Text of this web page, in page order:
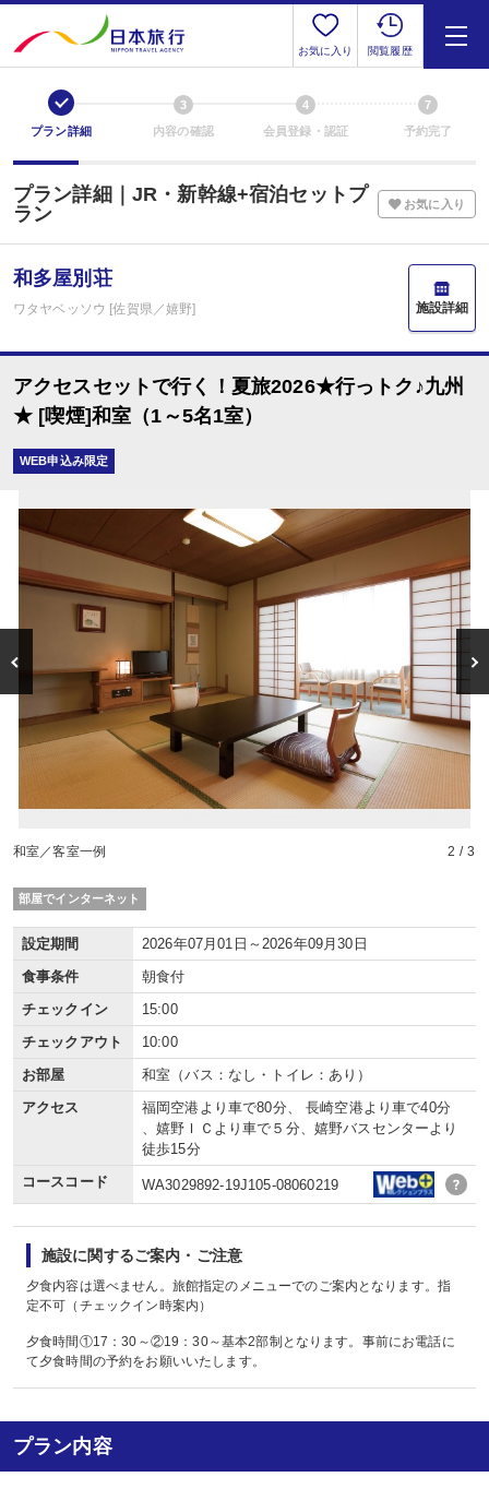
お気に入り 閲覧履歴
1
プラン詳細
3
内容の確認
4
会員登録・認証
7
予約完了
プラン詳細｜JR・新幹線+宿泊セットプ
ラン
お気に入り
和多屋別荘
ワタヤベッソウ [佐賀県／嬉野] 施設詳細
アクセスセットで行く！夏旅2026★行っトク♪九州
★ [喫煙]和室（1～5名1室）
WEB申込み限定
男性用露天風呂一例
和室／客室一例
外観
Previous
2 / 3
部屋でインターネット
設定期間
2026年07月01日～2026年09月30日
食事条件
朝食付
チェックイン
15:00
チェックアウト
10:00
お部屋
和室（バス：なし・トイレ：あり）
アクセス
福岡空港より車で80分、 長崎空港より車で40分
、嬉野ＩＣより車で５分、嬉野バスセンターより
徒歩15分
コースコード
WA3029892-19J105-08060219
施設に関するご案内・ご注意
夕食内容は選べません。旅館指定のメニューでのご案内となります。指
定不可（チェックイン時案内）
夕食時間①17：30～②19：30～基本2部制となります。事前にお電話に
て夕食時間の予約をお願いいたします。
プラン内容